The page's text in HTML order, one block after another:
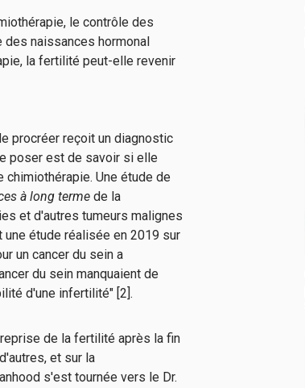
procréer reçoit un diagnostic
poser est de savoir si elle
chimiothérapie. Une étude de
à long terme de la
et d'autres tumeurs malignes
étude réalisée en 2019 sur
un cancer du sein a
du sein manquaient de
d'une infertilité" [2].
de la fertilité après la fin
et sur la
s'est tournée vers le Dr.